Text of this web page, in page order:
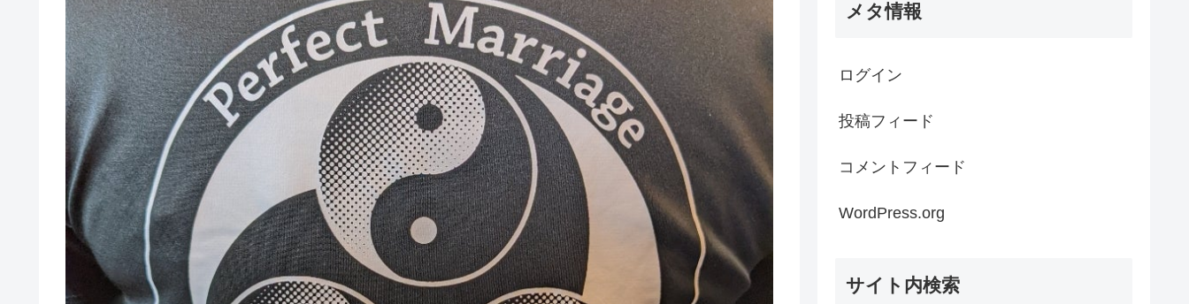
メタ情報
ログイン
投稿フィード
コメントフィード
WordPress.org
サイト内検索